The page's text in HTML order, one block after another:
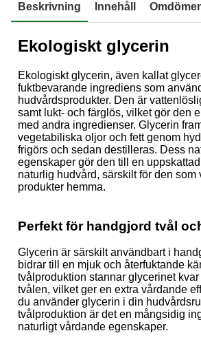
Beskrivning Innehåll
Ekologiskt glycerin
Ekologiskt glycerin, även kallat
fuktbevarande ingrediens som
hudvårdsprodukter. Den är
samt lukt- och färglös, vilket gör den
med andra ingredienser. Glycerin
vegetabiliska oljor och fett genom
frigörs och sedan destilleras. Dess
egenskaper gör den till en
naturlig hudvård, särskilt för den som
produkter hemma.
Perfekt för handgjord tvål
Glycerin är särskilt användbart i
bidrar till en mjuk och återfuktande
tvålproduktion stannar glycerinet
tvålen, vilket ger en extra vårdande
du använder glycerin i din
tvålproduktion är det en mångsidig
naturligt vårdande egenskaper.